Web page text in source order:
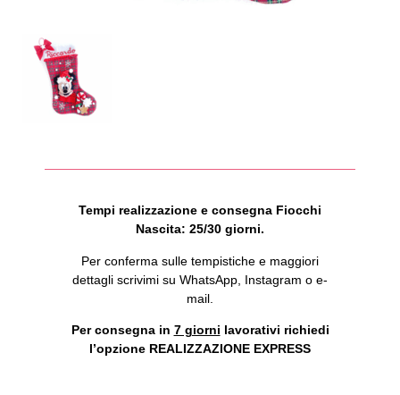
Tempi realizzazione e consegna Fiocchi
Nascita: 25/30 giorni.
Per conferma sulle tempistiche e maggiori
dettagli scrivimi su WhatsApp, Instagram o e-
mail.
Per consegna in 7 giorni lavorativi richiedi
l’opzione REALIZZAZIONE EXPRESS